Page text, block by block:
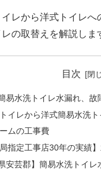
レから洋式トイレ
の取替えを解説しま
目次
易水洗トイレ水漏れ、故
イレから洋式簡易水洗
ムの工事費
局指定工事店30年の実績
安芸郡】簡易水洗トイ